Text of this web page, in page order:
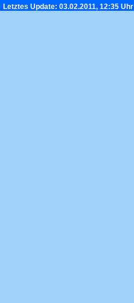
Letztes Update: 03.02.2011, 12:35 Uhr